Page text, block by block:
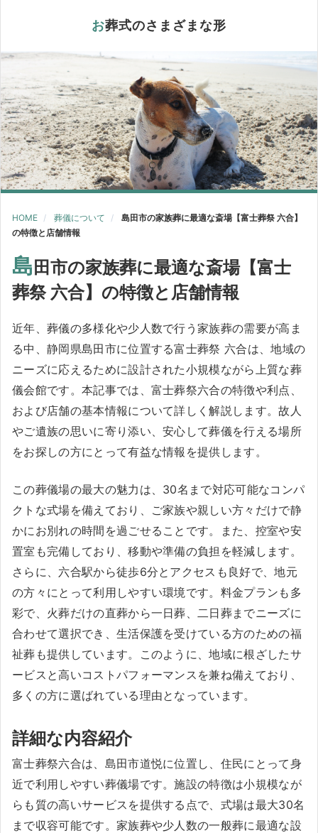
お葬式のさまざまな形
HOME 葬儀について
島田市の家族葬に最適な斎場【富士葬祭 六合】
の特徴と店舗情報
島 田市の家族葬に最適な斎場【富士
葬祭 六合】の特徴と店舗情報
近年、葬儀の多様化や少人数で行う家族葬の需要が高ま
る中、静岡県島田市に位置する富士葬祭 六合は、地域の
ニーズに応えるために設計された小規模ながら上質な葬
儀会館です。本記事では、富士葬祭六合の特徴や利点、
および店舗の基本情報について詳しく解説します。故人
やご遺族の思いに寄り添い、安心して葬儀を行える場所
をお探しの方にとって有益な情報を提供します。
この葬儀場の最大の魅力は、30名まで対応可能なコンパ
クトな式場を備えており、ご家族や親しい方々だけで静
かにお別れの時間を過ごせることです。また、控室や安
置室も完備しており、移動や準備の負担を軽減します。
さらに、六合駅から徒歩6分とアクセスも良好で、地元
の方々にとって利用しやすい環境です。料金プランも多
彩で、火葬だけの直葬から一日葬、二日葬までニーズに
合わせて選択でき、生活保護を受けている方のための福
祉葬も提供しています。このように、地域に根ざしたサ
ービスと高いコストパフォーマンスを兼ね備えており、
多くの方に選ばれている理由となっています。
詳細な内容紹介
富士葬祭六合は、島田市道悦に位置し、住民にとって身
近で利用しやすい葬儀場です。施設の特徴は小規模なが
らも質の高いサービスを提供する点で、式場は最大30名
まで収容可能です。家族葬や少人数の一般葬に最適な設